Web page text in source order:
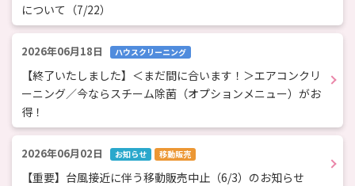
について（7/22）
2026年06月18日 ハウスクリーニング
【終了いたしました】＜まだ間に合います！＞エアコンクリ
ーニング／今ならスチーム除菌（オプションメニュー）がお
得！
2026年06月02日 お知らせ 移動販売
【重要】台風接近に伴う移動販売中止（6/3）のお知らせ